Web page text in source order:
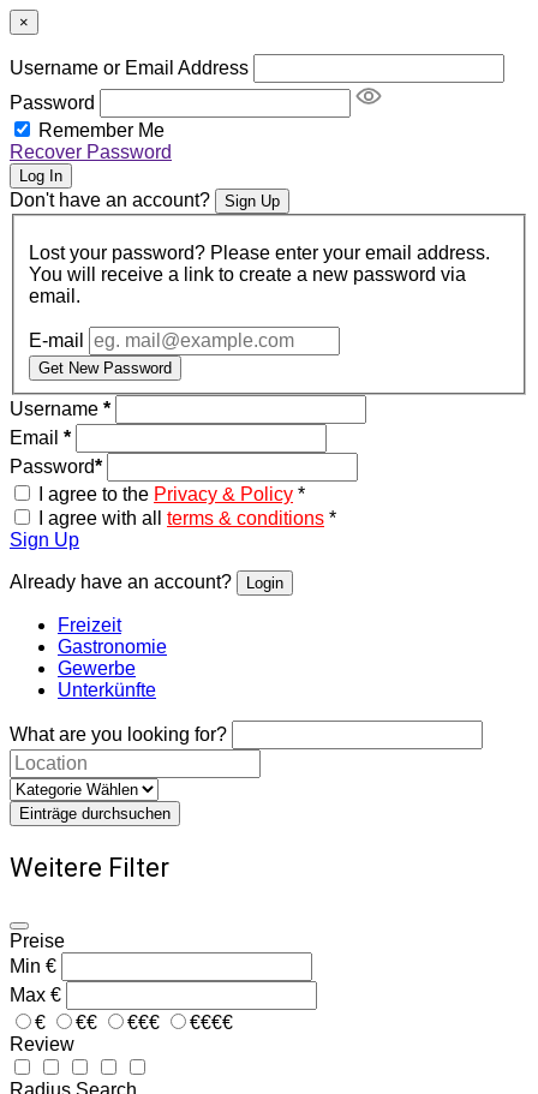
×
Username or Email Address
Password
Remember Me
Recover Password
Log In
Don't have an account? Sign Up
Lost your password? Please enter your email address.
You will receive a link to create a new password via
email.
E-mail
Get New Password
Username *
Email *
Password*
I agree to the Privacy & Policy *
I agree with all terms & conditions *
Sign Up
Already have an account? Login
Freizeit
Gastronomie
Gewerbe
Unterkünfte
What are you looking for?
Einträge durchsuchen
Weitere Filter
Preise
Min €
Max €
€
€€ €€€
€€€€
Review
Radius Search